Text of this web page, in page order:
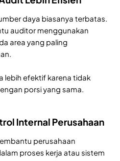
daya biasanya terbatas.
auditor menggunakan
area yang paling
lebih efektif karena tidak
porsi yang sama.
Internal Perusahaan
perusahaan
proses kerja atau sistem